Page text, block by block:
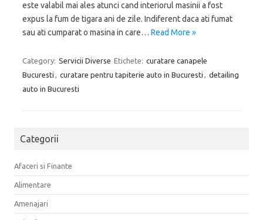
este valabil mai ales atunci cand interiorul masinii a fost
expus la fum de tigara ani de zile. Indiferent daca ati fumat
sau ati cumparat o masina in care… Read More »
Category: Servicii Diverse Etichete: curatare canapele
Bucuresti , curatare pentru tapiterie auto in Bucuresti , detailing
auto in Bucuresti
Categorii
Afaceri si Finante
Alimentare
Amenajari